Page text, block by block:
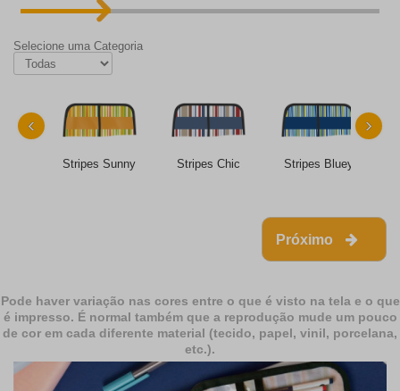
Selecione uma Categoria
Stripes Sunny Stripes Chic Stripes Bluey
‹ ›
Próximo
Pode haver variação nas cores entre o que é visto na tela e o que
é impresso. É normal também que a reprodução mude um pouco
de cor em cada diferente material (tecido, papel, vinil, porcelana,
etc.).